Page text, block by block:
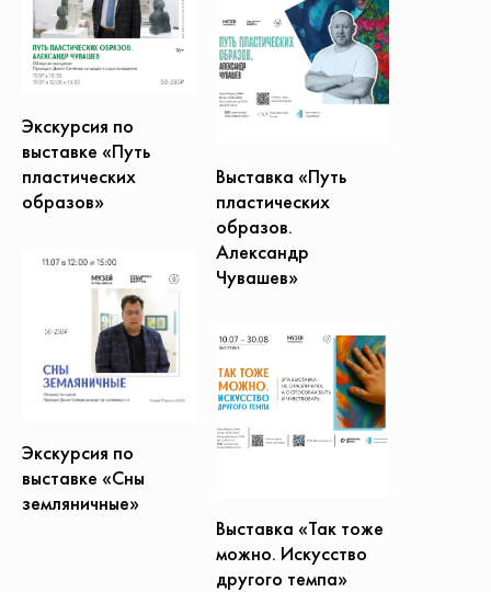
Экскурсия по
выставке «Путь
пластических
образов»
Выставка «Путь
пластических
образов.
Александр
Чувашев»
Экскурсия по
выставке «Сны
земляничные»
Выставка «Так тоже
можно. Искусство
другого темпа»